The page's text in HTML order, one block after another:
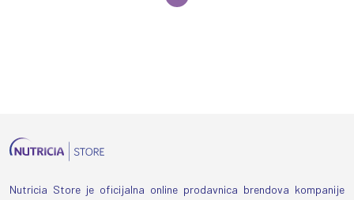
Nutricia Store je oficijalna online prodavnica brendova kompanije